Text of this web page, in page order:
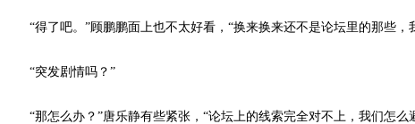
“得了吧。”顾鹏鹏面上也不太好看，“换来换来还不是论坛里的那些，
“突发剧情吗？”
“那怎么办？”唐乐静有些紧张，“论坛上的线索完全对不上，我们怎么